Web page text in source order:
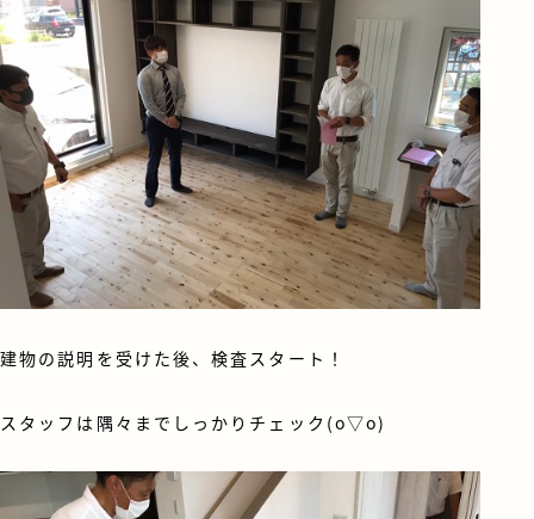
建物の説明を受けた後、検査スタート！
スタッフは隅々までしっかりチェック(o▽o)